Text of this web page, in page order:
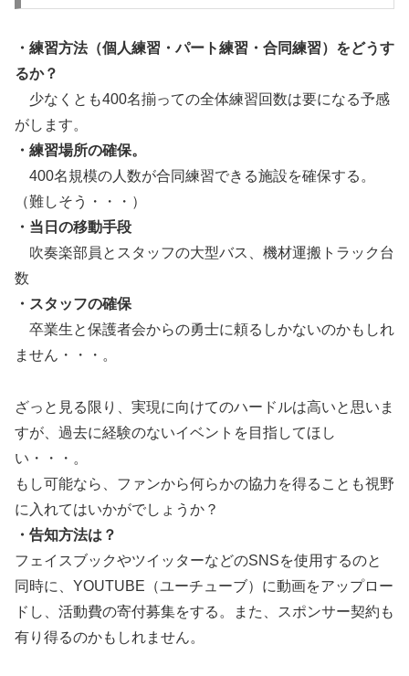
・練習方法（個人練習・パート練習・合同練習）をどうす
るか？
少なくとも400名揃っての全体練習回数は要になる予感
がします。
・練習場所の確保。
400名規模の人数が合同練習できる施設を確保する。
（難しそう・・・）
・当日の移動手段
吹奏楽部員とスタッフの大型バス、機材運搬トラック台
数
・スタッフの確保
卒業生と保護者会からの勇士に頼るしかないのかもしれ
ません・・・。
ざっと見る限り、実現に向けてのハードルは高いと思いま
すが、過去に経験のないイベントを目指してほし
い・・・。
もし可能なら、ファンから何らかの協力を得ることも視野
に入れてはいかがでしょうか？
・告知方法は？
フェイスブックやツイッターなどのSNSを使用するのと
同時に、YOUTUBE（ユーチューブ）に動画をアップロー
ドし、活動費の寄付募集をする。また、スポンサー契約も
有り得るのかもしれません。